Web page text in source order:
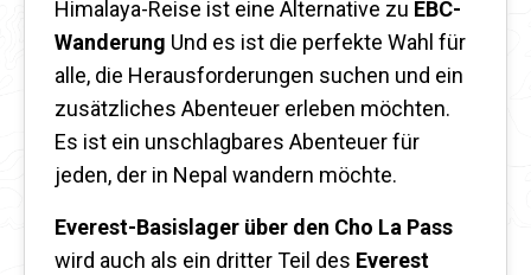
Himalaya-Reise ist eine Alternative zu EBC-
Wanderung Und es ist die perfekte Wahl für
alle, die Herausforderungen suchen und ein
zusätzliches Abenteuer erleben möchten.
Es ist ein unschlagbares Abenteuer für
jeden, der in Nepal wandern möchte.
Everest-Basislager über den Cho La Pass
wird auch als ein dritter Teil des Everest